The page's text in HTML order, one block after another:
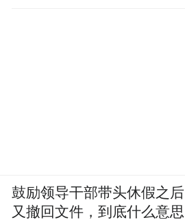
鼓励领导干部带头休假之后
又撤回文件，到底什么意思